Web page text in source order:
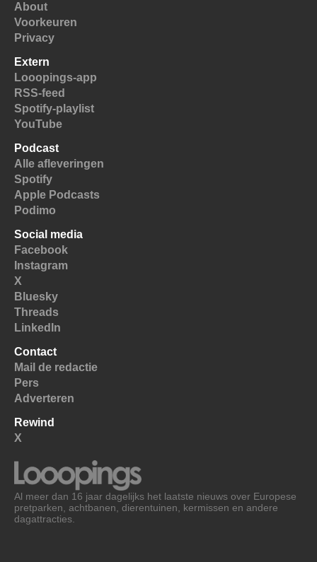
About
Voorkeuren
Privacy
Extern
Looopings-app
RSS-feed
Spotify-playlist
YouTube
Podcast
Alle afleveringen
Spotify
Apple Podcasts
Podimo
Social media
Facebook
Instagram
X
Bluesky
Threads
LinkedIn
Contact
Mail de redactie
Pers
Adverteren
Rewind
X
Al meer dan 16 jaar dagelijks het laatste nieuws over Europese
pretparken, achtbanen, dierentuinen, kermissen en andere
dagattracties.